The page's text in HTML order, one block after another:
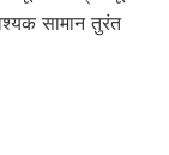
सामान तुरंत